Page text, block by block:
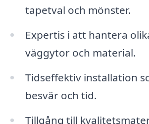
tapetval och mönster.
Expertis i att hantera
väggytor och material.
Tidseffektiv installation
besvär och tid.
Tillgång till